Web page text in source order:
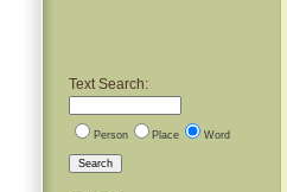
Text Search:
Person Place Word
Search